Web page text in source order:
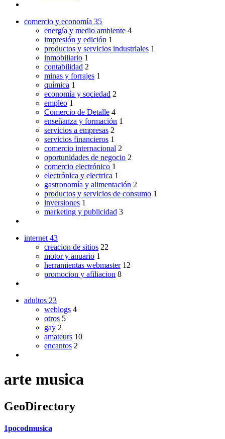
comercio y economía 35
energía y medio ambiente 4
impresión y edición 1
productos y servicios industriales 1
inmobiliario 1
contabilidad 2
minas y forrajes 1
química 1
economía y sociedad 2
empleo 1
Comercio de Detalle 4
enseñanza y formación 1
servicios a empresas 2
servicios financieros 1
comercio internacional 2
oportunidades de negocio 2
comercio electrónico 1
electrónica y electrica 1
gastronomía y alimentación 2
productos y servicios de consumo 1
inversiones 1
marketing y publicidad 3
internet 43
creacion de sitios 22
motor y anuario 1
herramientas webmaster 12
promocion y afiliacion 8
adultos 23
weblogs 4
otros 5
gay 2
amateurs 10
encantos 2
arte musica
GeoDirectory
1pocodmusica